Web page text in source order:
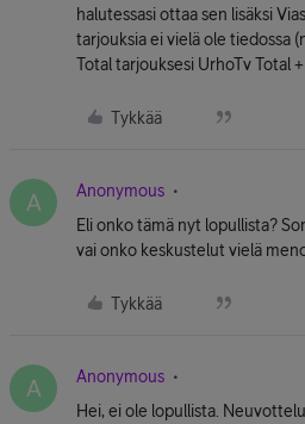
halutessasi ottaa sen lisäksi
tarjouksia ei vielä ole tiedossa
Total tarjouksesi UrhoTv Total
Tykkää
A Anonymous
Eli onko tämä nyt lopullista?
vai onko keskustelut vielä
Tykkää
A Anonymous
Hei, ei ole lopullista.